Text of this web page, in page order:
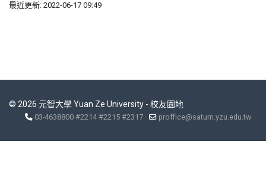
最近更新: 2022-06-17 09:49
© 2026 元智大學 Yuan Ze University - 校友園地
03-4638800 #2214 #2215 #2317 proffice@saturn.yzu.edu.tw